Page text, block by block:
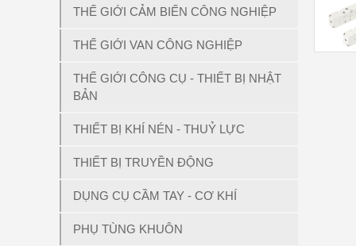
THẾ GIỚI CẢM BIẾN CÔNG NGHIỆP
THẾ GIỚI VAN CÔNG NGHIỆP
THẾ GIỚI CÔNG CỤ - THIẾT BỊ NHẬT
BẢN
THIẾT BỊ KHÍ NÉN - THUỶ LỰC
THIẾT BỊ TRUYỀN ĐỘNG
DỤNG CỤ CẦM TAY - CƠ KHÍ
PHỤ TÙNG KHUÔN